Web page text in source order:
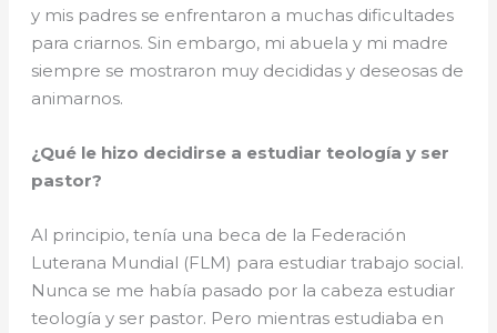
y mis padres se enfrentaron a muchas dificultades
para criarnos. Sin embargo, mi abuela y mi madre
siempre se mostraron muy decididas y deseosas de
animarnos.
¿Qué le hizo decidirse a estudiar teología y ser
pastor?
Al principio, tenía una beca de la Federación
Luterana Mundial (FLM) para estudiar trabajo social.
Nunca se me había pasado por la cabeza estudiar
teología y ser pastor. Pero mientras estudiaba en